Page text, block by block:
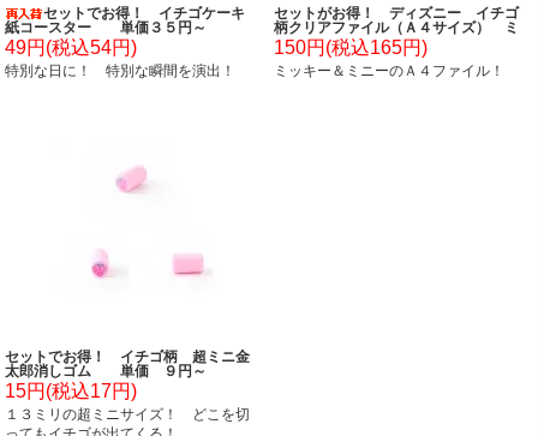
セットでお得！ イチゴケーキ
紙コースター 単価３５円～
49円(税込54円)
特別な日に！ 特別な瞬間を演出！
セットがお得！ ディズニー イチゴ
柄クリアファイル（Ａ４サイズ） ミ
ッキーマウス
150円(税込165円)
ミッキー＆ミニーのＡ４ファイル！
セットでお得！ イチゴ柄 超ミニ金
太郎消しゴム 単価 ９円～
15円(税込17円)
１３ミリの超ミニサイズ！ どこを切